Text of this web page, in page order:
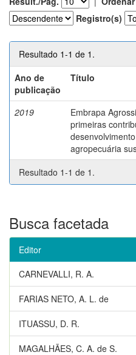
Registro(s)
Resultado 1-1 de 1.
Ano de
publicação
Título
2019
Embrapa
primeiras
agropecuária
Resultado 1-1 de 1.
Busca facetada
Editor
CARNEVALLI, R. A.
FARIAS NETO, A. L. de
ITUASSU, D. R.
MAGALHÃES, C. A. de S.